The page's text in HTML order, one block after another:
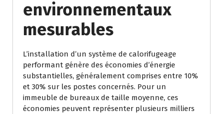
environnementaux
mesurables
L’installation d’un système de calorifugeage
performant génère des économies d’énergie
substantielles, généralement comprises entre 10%
et 30% sur les postes concernés. Pour un
immeuble de bureaux de taille moyenne, ces
économies peuvent représenter plusieurs milliers